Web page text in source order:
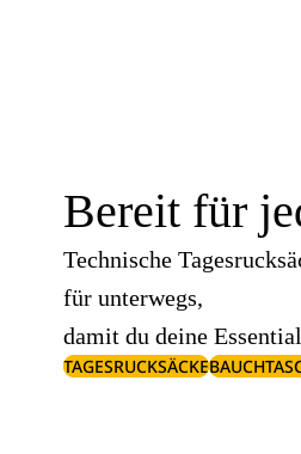
Bereit für
Technische
für unterwegs,
damit du deine
TAGESRUCKSÄCKE